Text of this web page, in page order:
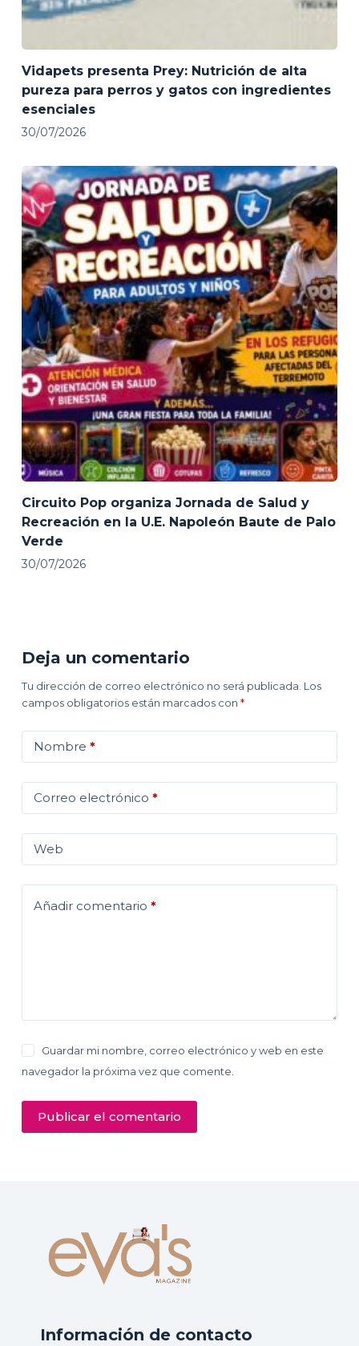
Vidapets presenta Prey: Nutrición de alta
pureza para perros y gatos con ingredientes
esenciales
30/07/2026
Circuito Pop organiza Jornada de Salud y
Recreación en la U.E. Napoleón Baute de Palo
Verde
30/07/2026
Deja un comentario
Tu dirección de correo electrónico no será publicada. Los
campos obligatorios están marcados con *
Nombre *
Correo electrónico *
Web
Añadir comentario *
Guardar mi nombre, correo electrónico y web en este
navegador la próxima vez que comente.
Publicar el comentario
Información de contacto